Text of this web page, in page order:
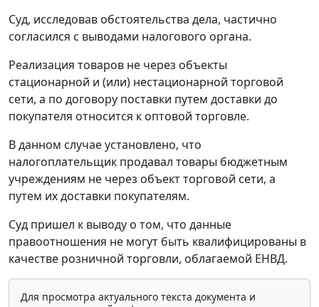
Суд, исследовав обстоятельства дела, частично
согласился с выводами налогового органа.
Реализация товаров не через объекты
стационарной и (или) нестационарной торговой
сети, а по договору поставки путем доставки до
покупателя относится к оптовой торговле.
В данном случае установлено, что
налогоплательщик продавал товары бюджетным
учреждениям не через объект торговой сети, а
путем их доставки покупателям.
Суд пришел к выводу о том, что данные
правоотношения не могут быть квалифицированы в
качестве розничной торговли, облагаемой ЕНВД.
Для просмотра актуального текста документа и